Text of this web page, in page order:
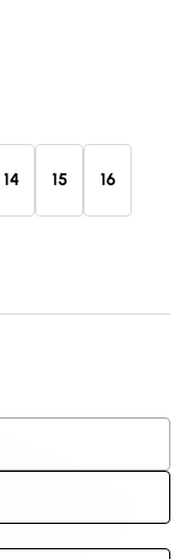
14 15 16